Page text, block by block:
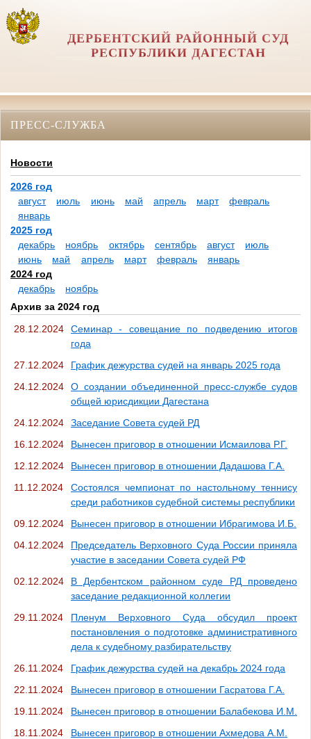
ДЕРБЕНТСКИЙ РАЙОННЫЙ СУД
РЕСПУБЛИКИ ДАГЕСТАН
ПРЕСС-СЛУЖБА
Новости
2026 год
август
июль июнь май апрель март
февраль
январь
2025 год
декабрь
ноябрь октябрь сентябрь август
июль
июнь
май апрель март февраль
январь
2024 год
декабрь
ноябрь
Архив за 2024 год
28.12.2024
Семинар - совещание по подведению итогов
года
27.12.2024
График дежурства судей на январь 2025 года
24.12.2024
О создании объединенной пресс-службе судов
общей юрисдикции Дагестана
24.12.2024
Заседание Совета судей РД
16.12.2024
Вынесен приговор в отношении Исмаилова Р.Г.
12.12.2024
Вынесен приговор в отношении Дадашова Г.А.
11.12.2024
Состоялся чемпионат по настольному теннису
среди работников судебной системы республики
09.12.2024
Вынесен приговор в отношении Ибрагимова И.Б.
04.12.2024
Председатель Верховного Суда России приняла
участие в заседании Совета судей РФ
02.12.2024
В Дербентском районном суде РД проведено
заседание редакционной коллегии
29.11.2024
Пленум Верховного Суда обсудил проект
постановления о подготовке административного
дела к судебному разбирательству
26.11.2024
График дежурства судей на декабрь 2024 года
22.11.2024
Вынесен приговор в отношении Гасратова Г.А.
19.11.2024
Вынесен приговор в отношении Балабекова И.М.
18.11.2024
Вынесен приговор в отношении Ахмедова А.М.